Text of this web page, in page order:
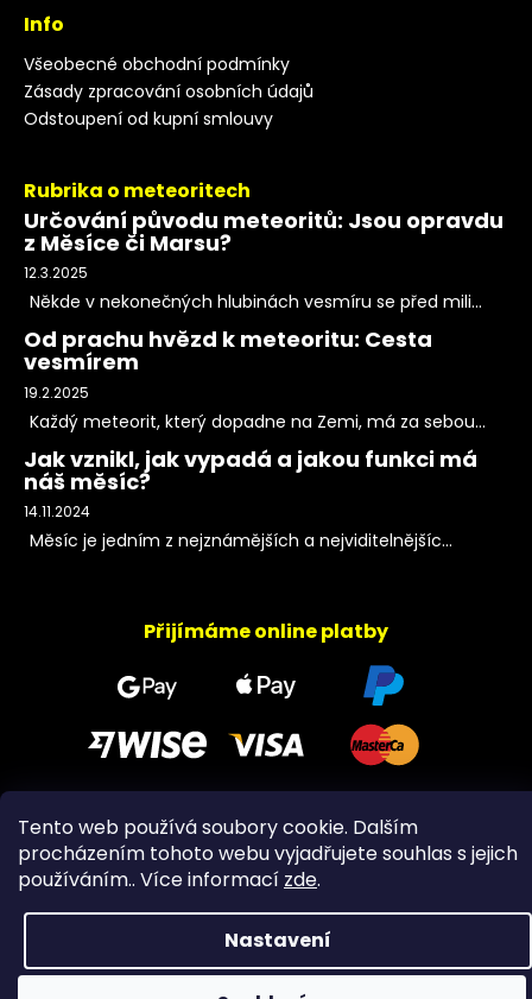
Tento web používá soubory cookie. Dalším
procházením tohoto webu vyjadřujete souhlas s jejich
používáním.. Více informací zde.
Nastavení
Info
Všeobecné obchodní podmínky
Zásady zpracování osobních údajů
Odstoupení od kupní smlouvy
Rubrika o meteoritech
Určování původu meteoritů: Jsou opravdu
z Měsíce či Marsu?
12.3.2025
Někde v nekonečných hlubinách vesmíru se před mili...
Od prachu hvězd k meteoritu: Cesta
vesmírem
19.2.2025
Každý meteorit, který dopadne na Zemi, má za sebou...
Jak vznikl, jak vypadá a jakou funkci má
náš měsíc?
14.11.2024
Měsíc je jedním z nejznámějších a nejviditelnějšíc...
Přijímáme online platby
Copyright 2026PeltramMinerals. Všechna práva
vyhrazena.